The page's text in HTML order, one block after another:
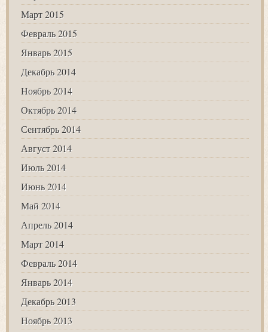
Март 2015
Февраль 2015
Январь 2015
Декабрь 2014
Ноябрь 2014
Октябрь 2014
Сентябрь 2014
Август 2014
Июль 2014
Июнь 2014
Май 2014
Апрель 2014
Март 2014
Февраль 2014
Январь 2014
Декабрь 2013
Ноябрь 2013